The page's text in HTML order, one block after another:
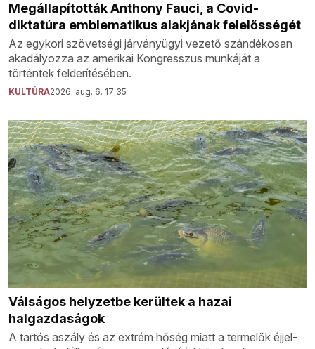
Megállapították Anthony Fauci, a Covid-
diktatúra emblematikus alakjának felelősségét
Az egykori szövetségi járványügyi vezető szándékosan
akadályozza az amerikai Kongresszus munkáját a
történtek felderítésében.
KULTÚRA2026. aug. 6. 17:35
Válságos helyzetbe kerültek a hazai
halgazdaságok
A tartós aszály és az extrém hőség miatt a termelők éjjel-